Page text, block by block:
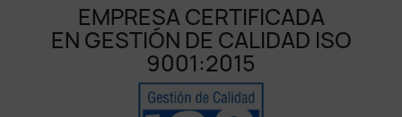
EMPRESA CERTIFICADA
EN GESTIÓN DE CALIDAD ISO
9001:2015